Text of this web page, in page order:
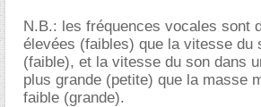
N.B.: les fréquences vocales sont
élevées (faibles) que la vitesse du
(faible), et la vitesse du son dans
plus grande (petite) que la masse
faible (grande).